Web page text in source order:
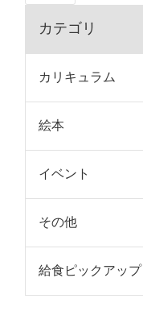
カテゴリ
カリキュラム
絵本
イベント
その他
給食ピックアップ